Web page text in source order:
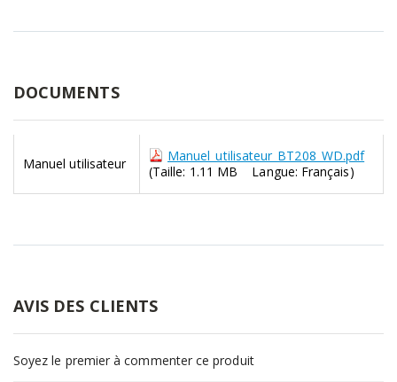
DOCUMENTS
Manuel utilisateur
Manuel_utilisateur_BT208_WD.pdf
(Taille: 1.11 MB Langue: Français)
AVIS DES CLIENTS
Soyez le premier à commenter ce produit